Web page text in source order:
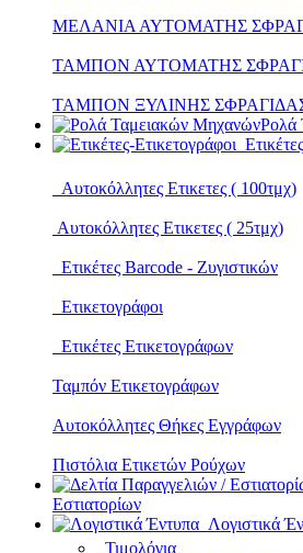
ΜΕΛΑΝΙΑ ΑΥΤΟΜΑΤΗΣ
ΤΑΜΠΟΝ ΑΥΤΟΜΑΤΗΣ
ΤΑΜΠΟΝ ΞΥΛΙΝΗΣ
Ρολά
Αυτοκόλλητες Ετικετες ( 100τμχ)
Αυτοκόλλητες Ετικετες ( 25τμχ)
Ετικέτες Barcode - Ζυγιστικών
Ετικετογράφοι
Ετικέτες Ετικετογράφων
Ταμπόν Ετικετογράφων
Αυτοκόλλητες Θήκες Εγγράφων
Πιστόλια Ετικετών Ρούχων
Εστιατορίων
Λογιστικά
Τιμολόγια